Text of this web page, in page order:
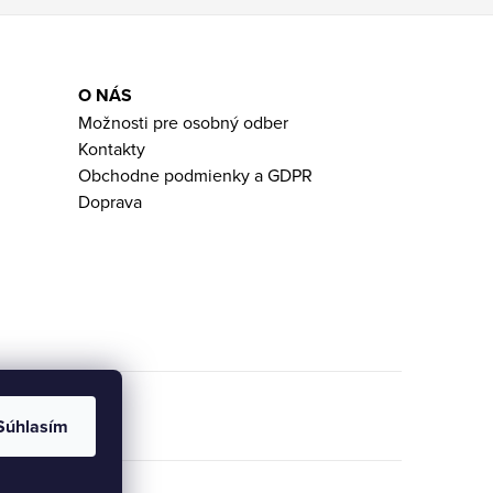
O NÁS
Možnosti pre osobný odber
Kontakty
Obchodne podmienky a GDPR
Doprava